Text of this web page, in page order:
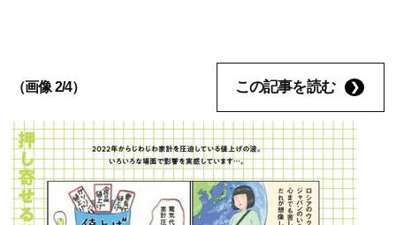
（画像 2/4） この記事を読む